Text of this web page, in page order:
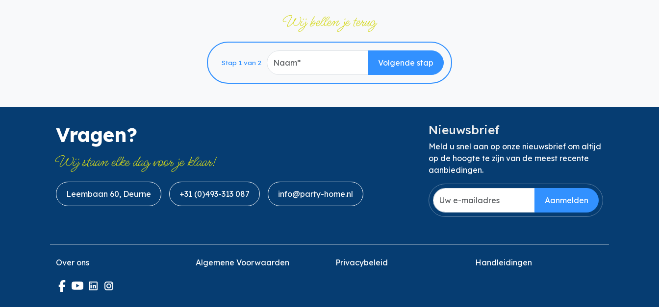
Wij bellen je terug
Stap 1 van 2 Volgende stap
Vragen?
Wij staan elke dag voor je klaar!
Leembaan 60, Deurne +31 (0)493-313 087 info@party-home.nl
Nieuwsbrief
Meld u snel aan op onze nieuwsbrief om altijd
op de hoogte te zijn van de meest recente
aanbiedingen.
Aanmelden
Over ons Algemene Voorwaarden Privacybeleid Handleidingen